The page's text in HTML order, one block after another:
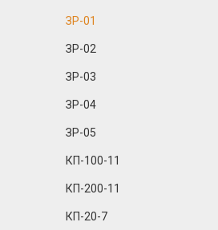
ЗР-01
ЗР-02
ЗР-03
ЗР-04
ЗР-05
КП-100-11
КП-200-11
КП-20-7